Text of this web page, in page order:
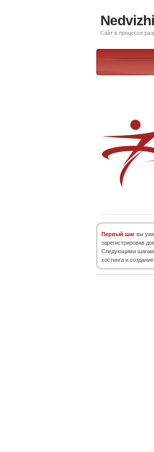
Сайт в процессе
Первый шаг вы
зарегистрировав
Следующими
хостинга и создание